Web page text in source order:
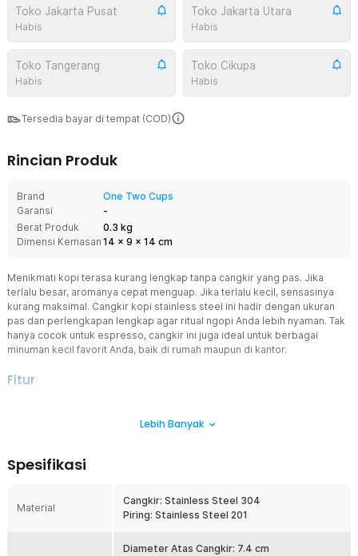
Toko Jakarta Pusat
Habis
Toko Jakarta Utara
Habis
Toko Tangerang
Habis
Toko Cikupa
Habis
Tersedia bayar di tempat (COD)
Rincian Produk
Brand
One Two Cups
Garansi
-
Berat Produk
0.3 kg
Dimensi Kemasan 14 x 9 x 14 cm
Menikmati kopi terasa kurang lengkap tanpa cangkir yang pas. Jika
terlalu besar, aromanya cepat menguap. Jika terlalu kecil, sensasinya
kurang maksimal. Cangkir kopi stainless steel ini hadir dengan ukuran
pas dan perlengkapan lengkap agar ritual ngopi Anda lebih nyaman. Tak
hanya cocok untuk espresso, cangkir ini juga ideal untuk berbagai
minuman kecil favorit Anda, baik di rumah maupun di kantor.
Fitur
Tak perlu repot mencari perlengkapan tambahan. Set cangkir kopi
dan siap digunakan kapan saja.
Tak terlalu kecil, tak terlalu besar, kapasitas 120 ml ini cukup untuk
menikmati secangkir kopi atau minuman lainnya dalam jumlah ideal.
pekerjaan seharian tanpa khawatir cepat habis.
Lebih Banyak
Spesifikasi
Material
Cangkir: Stainless Steel 304
Piring: Stainless Steel 201
Diameter Atas Cangkir: 7.4 cm